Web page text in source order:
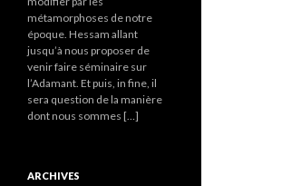
métamorphoses de notre
époque. Hessam allant
jusqu’à nous proposer de
venir faire séminaire sur
l’Adamant. Et puis, in fine, il
sera question de la manière
dont nous sommes […]
ARCHIVES